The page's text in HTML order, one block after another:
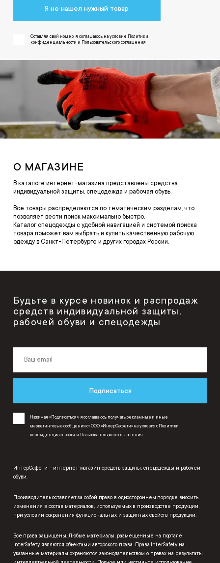
Я не нашел нужный товар
Оставляя свой номер, я соглашаюсь на условие Политики
конфиденциальности и Пользовательского соглашения
О МАГАЗИНЕ
В каталоге интернет-магазина представлены средства
индивидуальной защиты, спецодежда и рабочая обувь.
Все товары распределяются по тематическим разделам, что
позволяет вести поиск максимально быстро.
Каталог спецодежды с удобной навигацией и системой поиска
товара поможет вам выбрать и купить качественную рабочую
одежду в Санкт-Петербурге и других городах России.
Будьте в курсе новинок и распродаж
средств индивидуальной защиты,
рабочей обуви и спецодежды
Подписаться
Нажимая «Подписаться», я соглашаюсь получать рекламные и иные
маркетинговые сообщения от ООО «ИнтерСафети» на условиях Политики
конфиденциальности и Пользовательского соглашения.
ИнтерСафети – интернет-магазин средств защиты, спецодежды и рабочей
обуви.
Производитель оставляет за собой право в одностороннем порядке вносить
изменения в состав материалов, используемых в производстве продукции,
при условии сохранения функциональных и защитных свойств продукции.
Все права защищены. Любые материалы, размещенные на портале
InterSafety являются объектами авторского права. Права InterSafety на
указанные материалы охраняются законодательством о правах на результаты